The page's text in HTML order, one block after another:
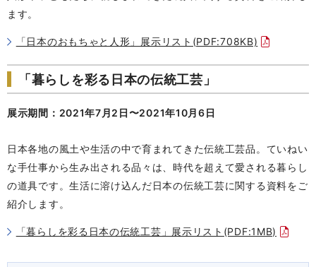
ます。
「日本のおもちゃと人形」展示リスト(PDF:708KB)
「暮らしを彩る日本の伝統工芸」
展示期間：2021年7月2日〜2021年10月6日
日本各地の風土や生活の中で育まれてきた伝統工芸品。ていねい
な手仕事から生み出される品々は、時代を超えて愛される暮らし
の道具です。生活に溶け込んだ日本の伝統工芸に関する資料をご
紹介します。
「暮らしを彩る日本の伝統工芸」展示リスト(PDF:1MB)